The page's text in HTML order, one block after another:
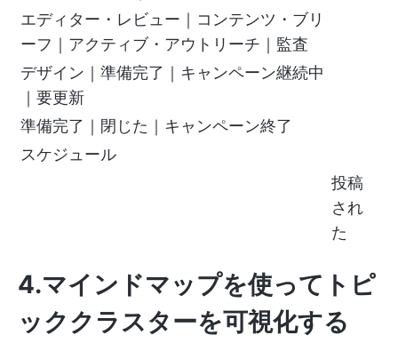
エディター・レビュー｜コンテンツ・ブリ
ーフ｜アクティブ・アウトリーチ｜監査
デザイン｜準備完了｜キャンペーン継続中
｜要更新
準備完了｜閉じた｜キャンペーン終了
スケジュール
投稿
され
た
4.マインドマップを使ってトピ
ッククラスターを可視化する